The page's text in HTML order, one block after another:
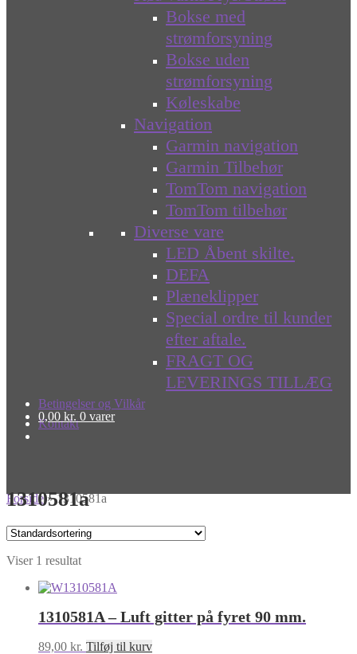
Bokse med
strømforsyning
Bokse uden
strømforsyning
Køleskabe
Navigation
Garmin navigation
Garmin Tilbehør
TomTom navigation
TomTom tilbehør
Diverse vare
LED Åbent skilte.
DEFA
Plæneklipper
Special ordre til kunder
efter aftale.
FRAGT OG
LEVERINGS TILLÆG
Betingelser og Vilkår
Kontakt
0,00 kr. 0 varer
Forside»1310581a
1310581a
Viser 1 resultat
1310581A – Luft gitter på fyret 90 mm.
89,00 kr. Tilføj til kurv